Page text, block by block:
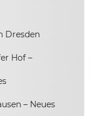
Dresden
Hof –
– Neues